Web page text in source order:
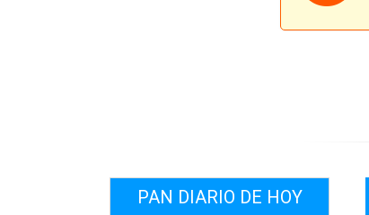
PAN DIARIO DE HOY